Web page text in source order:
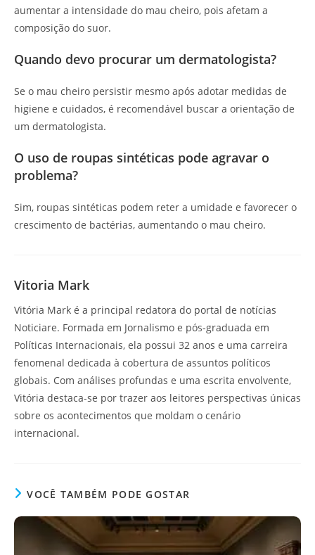
aumentar a intensidade do mau cheiro, pois afetam a
composição do suor.
Quando devo procurar um dermatologista?
Se o mau cheiro persistir mesmo após adotar medidas de
higiene e cuidados, é recomendável buscar a orientação de
um dermatologista.
O uso de roupas sintéticas pode agravar o
problema?
Sim, roupas sintéticas podem reter a umidade e favorecer o
crescimento de bactérias, aumentando o mau cheiro.
Vitoria Mark
Vitória Mark é a principal redatora do portal de notícias
Noticiare. Formada em Jornalismo e pós-graduada em
Políticas Internacionais, ela possui 32 anos e uma carreira
fenomenal dedicada à cobertura de assuntos políticos
globais. Com análises profundas e uma escrita envolvente,
Vitória destaca-se por trazer aos leitores perspectivas únicas
sobre os acontecimentos que moldam o cenário
internacional.
VOCÊ TAMBÉM PODE GOSTAR